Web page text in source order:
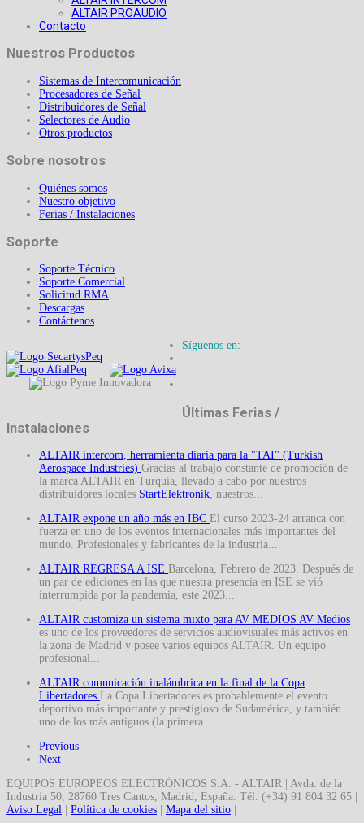
ALTAIR PROAUDIO
Contacto
Nuestros Productos
Sistemas de Intercomunicación
Procesadores de Señal
Distribuidores de Señal
Selectores de Audio
Otros productos
Sobre nosotros
Quiénes somos
Nuestro objetivo
Ferias / Instalaciones
Soporte
Soporte Técnico
Soporte Comercial
Solicitud RMA
Descargas
Contáctenos
Síguenos en:
Últimas Ferias /
Instalaciones
ALTAIR intercom, herramienta diaria para la "TAI" (Turkish
Aerospace Industries) Gracias al trabajo constante de promoción de
la marca ALTAIR en Turquía, llevado a cabo por nuestros
distribuidores locales StartElektronik, nuestros...
ALTAIR expone un año más en IBC El curso 2023-24 arranca con
fuerza en uno de los eventos internacionales más importantes del
mundo. Profesionales y fabricantes de la industria...
ALTAIR REGRESA A ISE Barcelona, Febrero de 2023. Después de
un par de ediciones en las que nuestra presencia en ISE se vió
interrumpida por la pandemia, este 2023...
ALTAIR customiza un sistema mixto para AV MEDIOS AV Medios
es uno de los proveedores de servicios audiovisuales más activos en
la zona de Madrid y posee varios equipos ALTAIR. Un equipo
profesional...
ALTAIR comunicación inalámbrica en la final de la Copa
Libertadores La Copa Libertadores es probablemente el evento
deportivo más importante y prestigioso de Sudamérica, y también
uno de los más antiguos (la primera...
Previous
Next
EQUIPOS EUROPEOS ELECTRÓNICOS S.A. - ALTAIR | Avda. de la
Industria 50, 28760 Tres Cantos, Madrid, España. Tél. (+34) 91 804 32 65 |
Aviso Legal
Política de cookies Mapa del sitio